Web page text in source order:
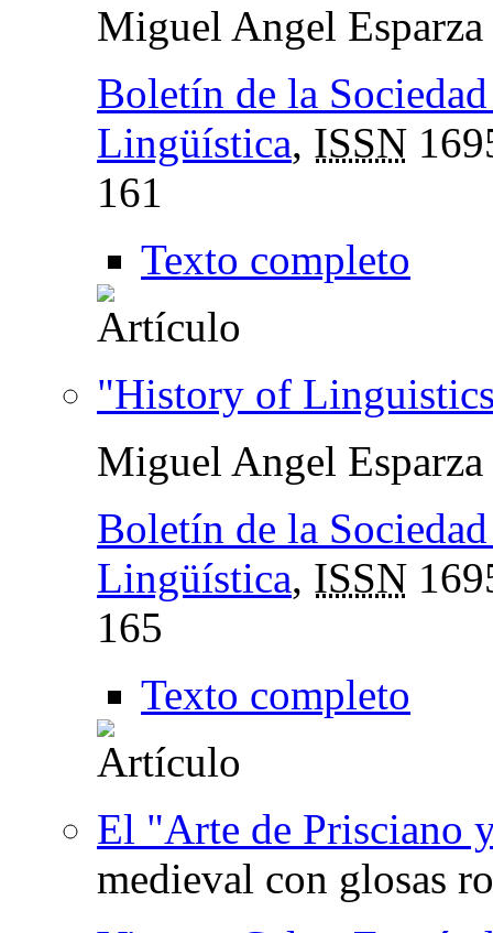
Miguel Angel Esparza
Boletín de la
Lingüística, ISSN
161
Texto completo
"History of
Miguel Angel Esparza
Boletín de la
Lingüística, ISSN
165
Texto completo
El "Arte de Prisciano
medieval con glosas